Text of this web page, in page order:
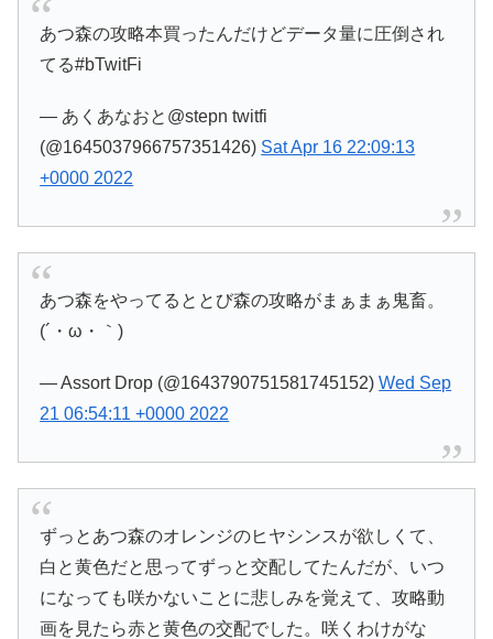
あつ森の攻略本買ったんだけどデータ量に圧倒され
てる#bTwitFi
— あくあなおと@stepn twitfi
(@1645037966757351426) Sat Apr 16 22:09:13
+0000 2022
あつ森をやってるととび森の攻略がまぁまぁ鬼畜。
(´・ω・｀)
— Assort Drop (@1643790751581745152)Wed Sep
21 06:54:11 +0000 2022
ずっとあつ森のオレンジのヒヤシンスが欲しくて、
白と黄色だと思ってずっと交配してたんだが、いつ
になっても咲かないことに悲しみを覚えて、攻略動
画を見たら赤と黄色の交配でした。咲くわけがな